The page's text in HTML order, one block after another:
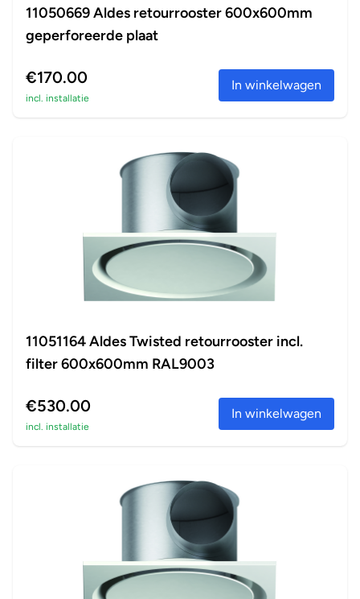
11050669 Aldes retourrooster 600x600mm
geperforeerde plaat
€170.00
incl. installatie
In winkelwagen
11051164 Aldes Twisted retourrooster incl.
filter 600x600mm RAL9003
€530.00
incl. installatie
In winkelwagen